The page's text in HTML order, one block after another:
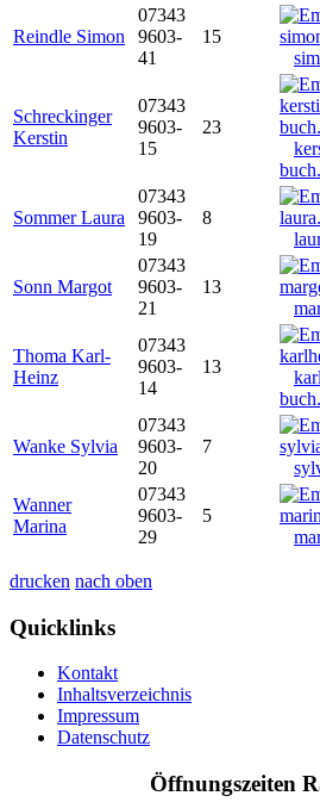
Reindle Simon
07343
9603-
41
15
Schreckinger
Kerstin
07343
9603-
15
23
Sommer Laura
07343
9603-
19
8
Sonn Margot
07343
9603-
21
13
Thoma Karl-
Heinz
07343
9603-
14
13
Wanke Sylvia
07343
9603-
20
7
Wanner
Marina
07343
9603-
29
5
drucken nach oben
Quicklinks
Kontakt
Inhaltsverzeichnis
Impressum
Datenschutz
Öffnungszeiten